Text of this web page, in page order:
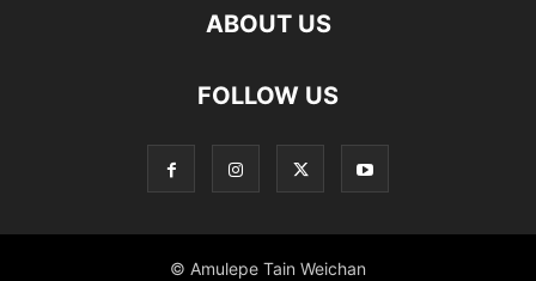
ABOUT US
FOLLOW US
© Amulepe Tain Weichan